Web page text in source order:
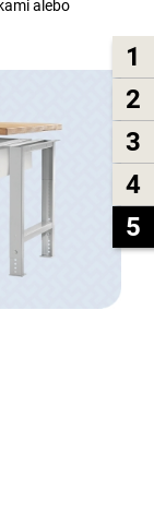
1
2
3
4
5
alebo